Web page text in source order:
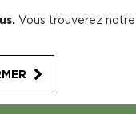
Vous trouverez